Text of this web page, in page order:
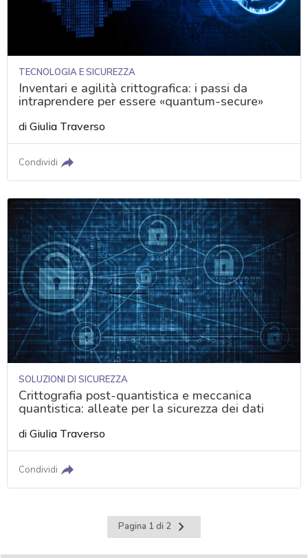
TECNOLOGIA E SICUREZZA
Inventari e agilità crittografica: i passi da
intraprendere per essere «quantum-secure»
diGiulia Traverso
Condividi
SOLUZIONI DI SICUREZZA
Crittografia post-quantistica e meccanica
quantistica: alleate per la sicurezza dei dati
diGiulia Traverso
Condividi
Pagina 1 di 2
Pagina
successiva